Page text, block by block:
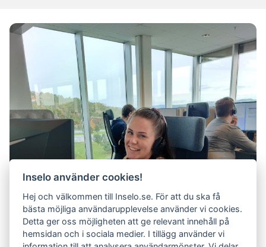
Inselo använder cookies!
Hej och välkommen till Inselo.se. För att du ska få
bästa möjliga användarupplevelse använder vi cookies.
Detta ger oss möjligheten att ge relevant innehåll på
hemsidan och i sociala medier. I tillägg använder vi